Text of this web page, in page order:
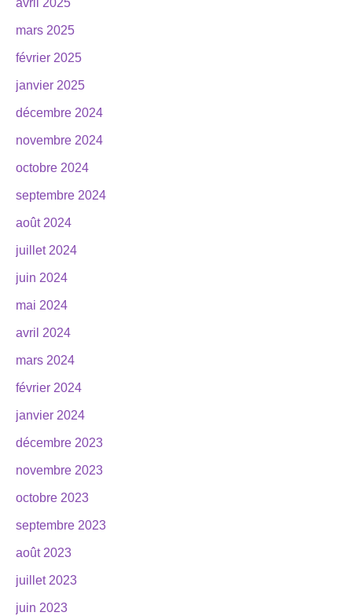
avril 2025
mars 2025
février 2025
janvier 2025
décembre 2024
novembre 2024
octobre 2024
septembre 2024
août 2024
juillet 2024
juin 2024
mai 2024
avril 2024
mars 2024
février 2024
janvier 2024
décembre 2023
novembre 2023
octobre 2023
septembre 2023
août 2023
juillet 2023
juin 2023